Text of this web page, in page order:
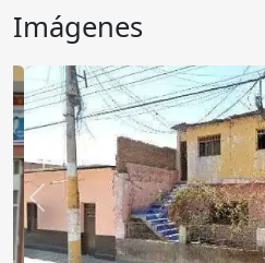
Imágenes
Anterior